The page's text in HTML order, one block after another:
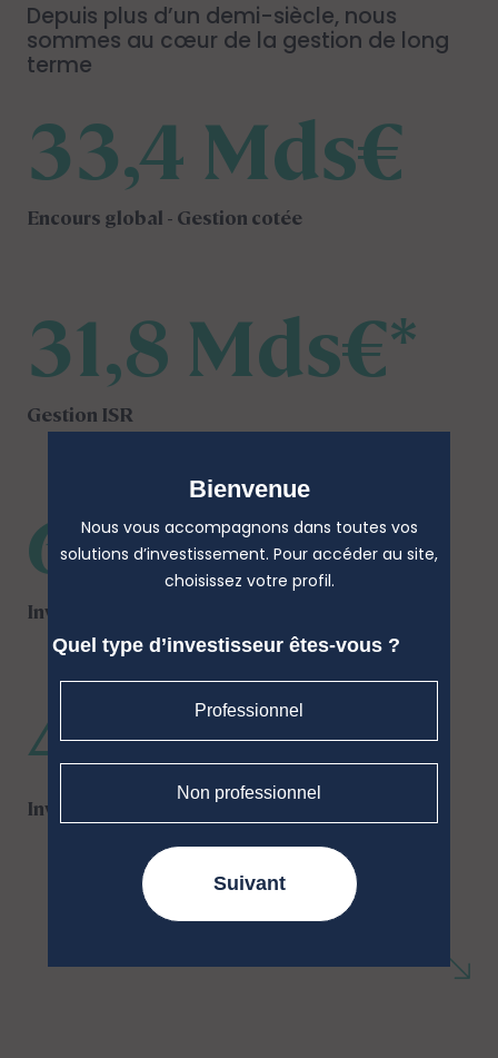
Depuis plus d’un demi-siècle, nous
sommes au cœur de la gestion de long
terme
Encours global - Gestion cotée
33,4 Mds€
Gestion ISR
31,8 Mds€*
Investisseurs institutionnels
60 %
Investisseurs particuliers
40 %
*soit près de 95 % de l'encours global
Bienvenue
Nous vous accompagnons dans toutes vos
solutions d’investissement. Pour accéder au site,
choisissez votre profil.
Quel type d’investisseur êtes-vous ?
Professionnel
Non professionnel
Suivant